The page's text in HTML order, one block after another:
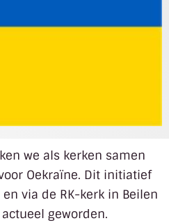
we als kerken samen
Oekraïne. Dit initiatief
via de RK-kerk in Beilen
geworden.